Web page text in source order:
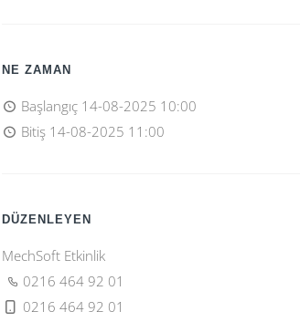
NE ZAMAN
Başlangıç 14-08-2025 10:00
Bitiş 14-08-2025 11:00
DÜZENLEYEN
MechSoft Etkinlik
0216 464 92 01
0216 464 92 01